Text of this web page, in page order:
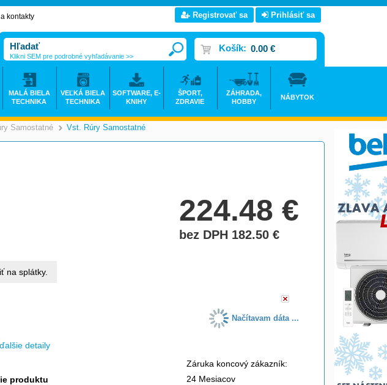
Samostatné Vst. Rúry Samostatné
224.48€
bez DPH 182.50€
na splátky.
Načítavam dáta ...
detaily
produktu
Záruka koncový zákazník:
24 Mesiacov
kontakty
Registrovať sa Prihlásiť sa
Košík: 0.00 €
Klikni SEM pre podrobné vyhľadávanie >>
MALÁ BIELA
TECHNIKA
VEĽKÁ BIELA
TECHNIKA
SOFTWARE, E-
KNIHY
ŠPORT,
ZDRAVIE
ZÁHRADA,
HOBBY
NÁBYTOK